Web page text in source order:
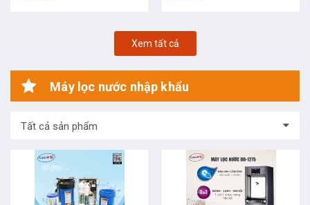
Xem tất cả
Máy lọc nước nhập khẩu
Tất cả sản phẩm